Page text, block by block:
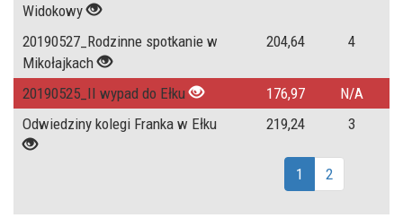
Widokowy
20190527_Rodzinne spotkanie w
Mikołajkach
204,64 4
20190525_II wypad do Ełku 176,97
N/A
Odwiedziny kolegi Franka w Ełku
219,24 3
1 2